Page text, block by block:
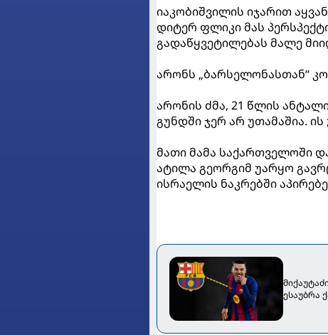
იაკობიშვილის იჯარით
დიტერ ფლიკი მას
გადაწყვეტილებას მალე
არონს „ბარსელონასთან“
არონის ძმა, 21 წლის
გუნდში ჯერ არ უთამაშია.
მათი მამა საქართველოში
ატილა გეორგიმ უარყო
ისრაელის ნაკრებში
ესაუბრა